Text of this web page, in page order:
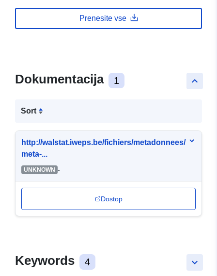
Prenesite vse
keyboard_arrow_up
Dokumentacija 1
Sort
http://walstat.iweps.be/fichiers/metadonnees/
meta-...
UNKNOWN -
Dostop
keyboard_arrow_down
Keywords 4